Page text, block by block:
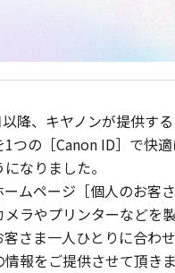
降、キヤノンが提供す
1つの［Canon ID］で快
なりました。
ムページ［個人のお客さ
メラやプリンターなどを
客さま一人ひとりに合わ
報をご提供させて頂きま